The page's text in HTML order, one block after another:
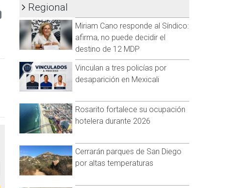
Regional
Miriam Cano responde al Síndico:
afirma, no puede decidir el
destino de 12 MDP
Vinculan a tres policías por
desaparición en Mexicali
Rosarito fortalece su ocupación
hotelera durante 2026
Cerrarán parques de San Diego
por altas temperaturas